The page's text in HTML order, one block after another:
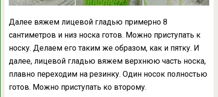
Далее вяжем лицевой гладью примерно 8
сантиметров и низ носка готов. Можно приступать к
носку. Делаем его таким же образом, как и пятку. И
далее, лицевой гладью вяжем верхнюю часть носка,
плавно переходим на резинку. Один носок полностью
готов. Можно приступать ко второму.